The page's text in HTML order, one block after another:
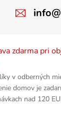
zdarma pri
v odberných
domov je
nad 120